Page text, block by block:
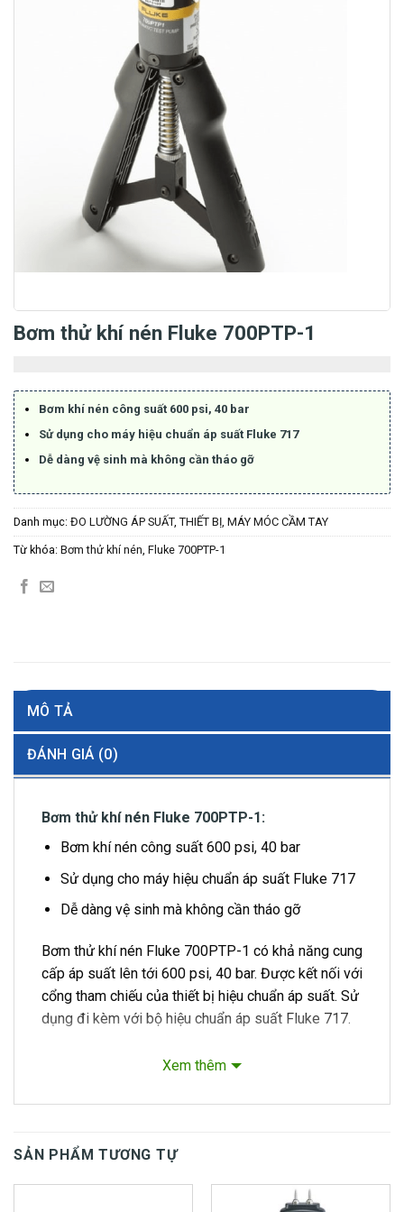
Bơm thử khí nén Fluke 700PTP-1
Bơm khí nén công suất 600 psi, 40 bar
Sử dụng cho máy hiệu chuẩn áp suất Fluke 717
Dễ dàng vệ sinh mà không cần tháo gỡ
Danh mục: ĐO LƯỜNG ÁP SUẤT, THIẾT BỊ, MÁY MÓC CẦM TAY
Từ khóa: Bơm thử khí nén Fluke 700PTP-1
MÔ TẢ
ĐÁNH GIÁ (0)
Bơm thử khí nén Fluke 700PTP-1:
Bơm khí nén công suất 600 psi, 40 bar
Sử dụng cho máy hiệu chuẩn áp suất Fluke 717
Dễ dàng vệ sinh mà không cần tháo gỡ
Bơm thử khí nén Fluke 700PTP-1 có khả năng cung
cấp áp suất lên tới 600 psi, 40 bar. Được kết nối với
cổng tham chiếu của thiết bị hiệu chuẩn áp suất. Sử
dụng đi kèm với bộ hiệu chuẩn áp suất Fluke 717.
Vernier có thể được sử dụng như một nguồn
hiệu chuẩn áp suất thấp độc lập
Hai cổng áp suất cho phép kết nối đồng thời
Xem thêm
SẢN PHẨM TƯƠNG TỰ